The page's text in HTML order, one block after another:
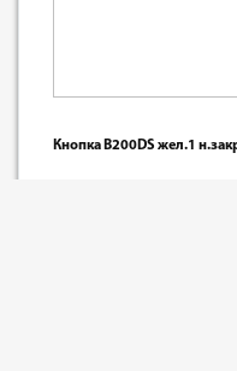
Кнопка В200DS жел.1